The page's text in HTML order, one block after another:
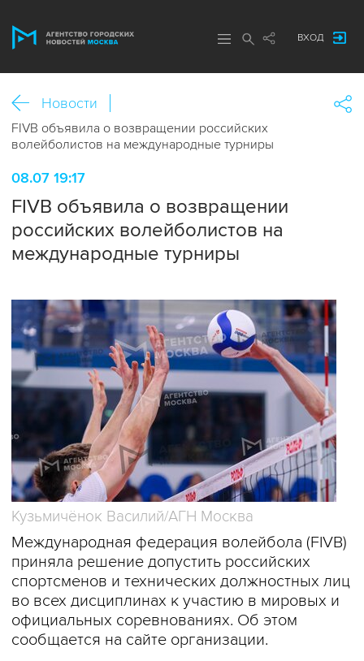
ВХОД
Новости
FIVB объявила о возвращении российских
волейболистов на международные турниры
08.07 19:17
FIVB объявила о возвращении
российских волейболистов на
международные турниры
Кузьмичёнок Василий/АГН Москва
Международная федерация волейбола (FIVB)
приняла решение допустить российских
спортсменов и технических должностных лиц
во всех дисциплинах к участию в мировых и
официальных соревнованиях. Об этом
сообщается на сайте организации.